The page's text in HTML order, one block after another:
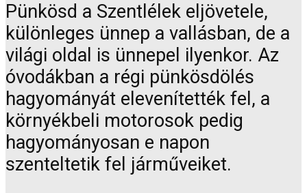
Pünkösd a Szentlélek eljövetele,
különleges ünnep a vallásban, de a
világi oldal is ünnepel ilyenkor. Az
óvodákban a régi pünkösdölés
hagyományát elevenítették fel, a
környékbeli motorosok pedig
hagyományosan e napon
szenteltetik fel járműveiket.